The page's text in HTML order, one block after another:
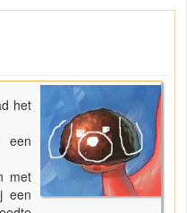
het
een
met
een